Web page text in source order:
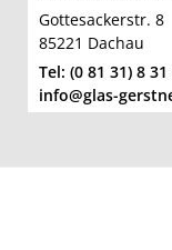
Gottesackerstr. 8
85221 Dachau
Tel: (0 81 31) 8 31
info@glas-